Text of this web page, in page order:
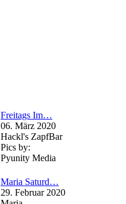
Freitags Im…
06. März 2020
Hackl's ZapfBar
Pics by:
Pyunity Media
Maria Saturd…
29. Februar 2020